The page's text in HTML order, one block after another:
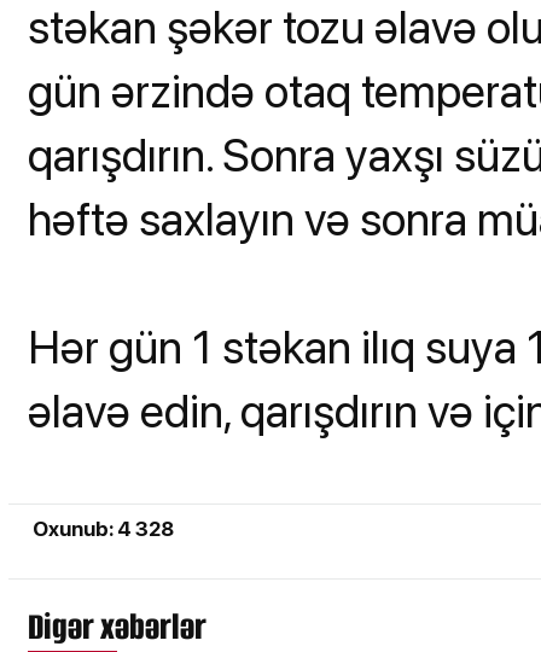
stəkan şəkər tozu əlavə
gün ərzində otaq
qarışdırın. Sonra yaxşı
həftə saxlayın və sonra
Hər gün 1 stəkan ilıq suya
əlavə edin, qarışdırın və
Oxunub: 4 328
Digər xəbərlər